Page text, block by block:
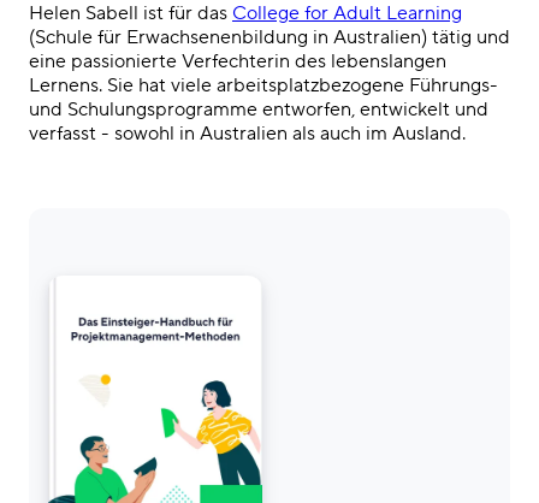
Helen Sabell ist für das College for Adult Learning
(Schule für Erwachsenenbildung in Australien) tätig und
eine passionierte Verfechterin des lebenslangen
Lernens. Sie hat viele arbeitsplatzbezogene Führungs-
und Schulungsprogramme entworfen, entwickelt und
verfasst - sowohl in Australien als auch im Ausland.